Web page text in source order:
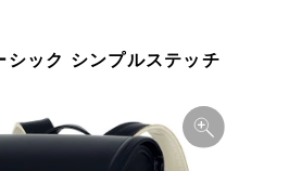
ック シンプルステッチ